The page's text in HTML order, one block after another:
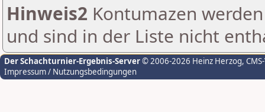
Hinweis2 Kontumazen
und sind in der Liste nicht
Der Schachturnier-Ergebnis-Server© 2006-2026 Heinz Herzog,
Impressum / Nutzungsbedingungen